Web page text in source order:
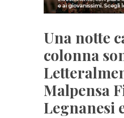
Una notte
colonna
Malpensa
Legnanesi